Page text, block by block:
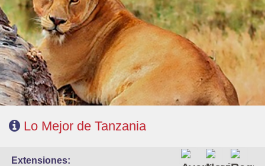
- Salidas:Martes
- Ruta: 1 noche Karatu, 2n Serengeti,1n Tarangire
- Régimen: Pensión completa
- A destacar: Visado a la entrada del país.
Lo Mejor de Tanzania
extensiones: